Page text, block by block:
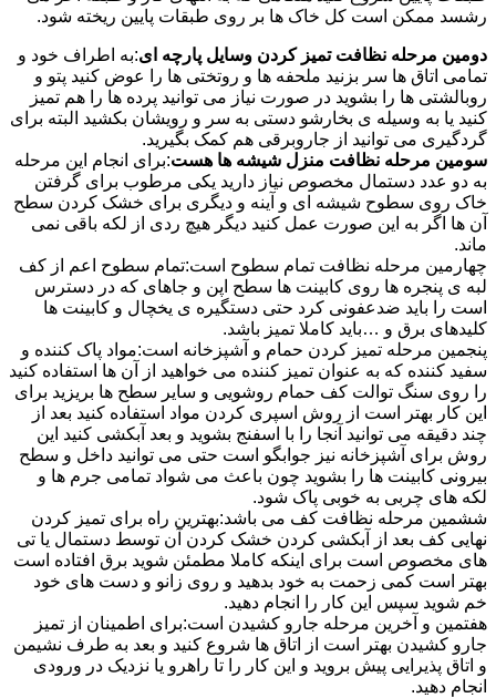
رشسد ممکن است کل خاک ها بر روی طبقات پایین ریخته شود.
دومین مرحله نظافت تمیز کردن وسایل پارچه ای:به اطراف خود و
تمامی اتاق ها سر بزنید ملحفه ها و روتختی ها را عوض کنید پتو و
روبالشتی ها را بشوید در صورت نیاز می توانید پرده ها را هم تمیز
کنید یا به وسیله ی بخارشو دستی به سر و رویشان بکشید البته برای
گردگیری می توانید از جاروبرقی هم کمک بگیرید.
سومین مرحله نظافت منزل شیشه ها هست:برای انجام این مرحله
به دو عدد دستمال مخصوص نیاز دارید یکی مرطوب برای گرفتن
خاک روی سطوح شیشه ای و آینه و دیگری برای خشک کردن سطح
آن ها اگر به این صورت عمل کنید دیگر هیچ ردی از لکه باقی نمی
ماند.
چهارمین مرحله نظافت تمام سطوح است:تمام سطوح اعم از کف
لبه ی پنجره ها روی کابینت ها سطح اپن و جاهای که در دسترس
است را باید ضدعفونی کرد حتی دستگیره ی یخچال و کابینت ها
کلیدهای برق و …باید کاملا تمیز باشد.
پنجمین مرحله تمیز کردن حمام و آشپزخانه است:مواد پاک کننده و
سفید کننده که به عنوان تمیز کننده می خواهید از آن ها استفاده کنید
را روی سنگ توالت کف حمام روشویی و سایر سطح ها بریزید برای
این کار بهتر است از روش اسپری کردن مواد استفاده کنید بعد از
چند دقیقه می توانید آنجا را با اسفنج بشوید و بعد آبکشی کنید این
روش برای آشپزخانه نیز جوابگو است حتی می توانید داخل و سطح
بیرونی کابینت ها را بشوید چون باعث می شواد تمامی جرم ها و
لکه های چربی به خوبی پاک شود.
ششمین مرحله نظافت کف می باشد:بهترین راه برای تمیز کردن
نهایی کف بعد از آبکشی کردن خشک کردن آن توسط دستمال یا تی
های مخصوص است برای اینکه کاملا مطمئن شوید برق افتاده است
بهتر است کمی زحمت به خود بدهید و روی زانو و دست های خود
خم شوید سپس این کار را انجام دهید.
هفتمین و آخرین مرحله جارو کشیدن است:برای اطمینان از تمیز
جارو کشیدن بهتر است از اتاق ها شروع کنید و بعد به طرف نشیمن
و اتاق پذیرایی پیش بروید و این کار را تا راهرو یا نزدیک در ورودی
انجام دهید.